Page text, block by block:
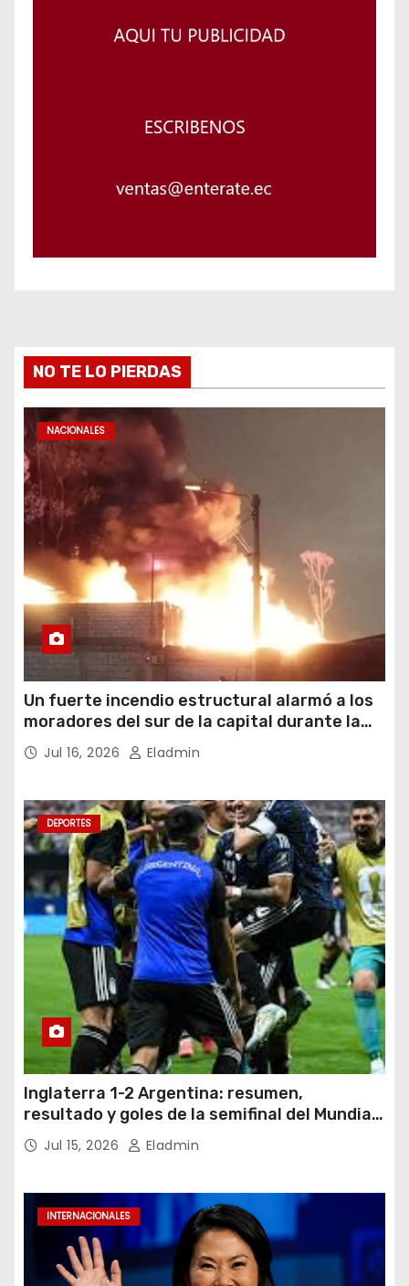
NO TE LO PIERDAS
NACIONALES
Un fuerte incendio estructural alarmó a los
moradores del sur de la capital durante la
noche del miércoles 15 de julio de 2026
Jul 16, 2026 Eladmin
DEPORTES
Inglaterra 1-2 Argentina: resumen,
resultado y goles de la semifinal del Mundial
2026Jul 15, 2026 Eladmin
INTERNACIONALES